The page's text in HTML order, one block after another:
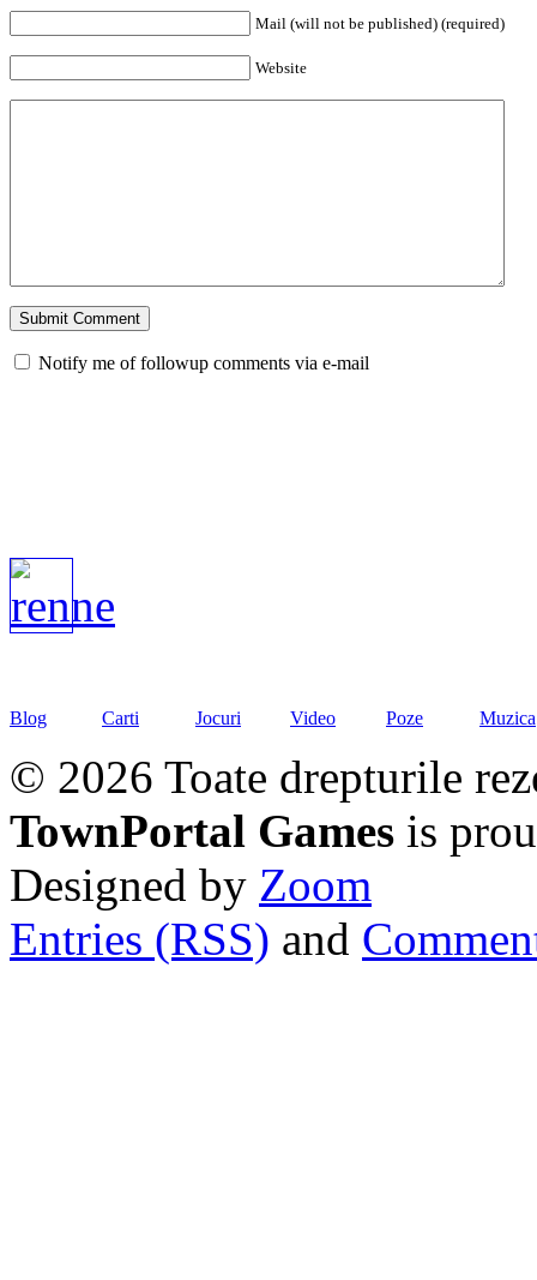
Mail (will not be published) (required)
Website
Notify me of followup comments via e-mail
Blog Carti Jocuri Video Poze Muzica
© 2026 Toate drepturile
TownPortal Games is
Designed by Zoom
Entries (RSS) and